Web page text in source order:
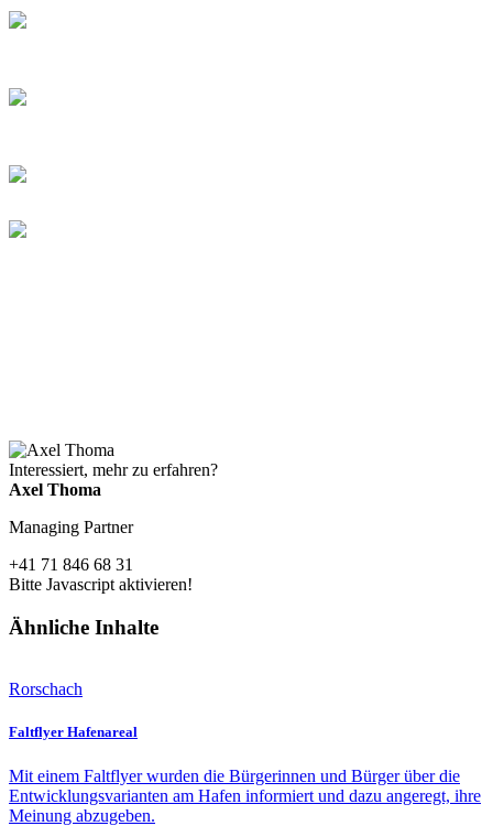
Interessiert, mehr zu erfahren?
Axel Thoma
Managing Partner
+41 71 846 68 31
Bitte Javascript aktivieren!
Ähnliche Inhalte
Rorschach
Faltflyer Hafenareal
Mit einem Faltflyer wurden die Bürgerinnen und Bürger über die
Entwicklungsvarianten am Hafen informiert und dazu angeregt, ihre
Meinung abzugeben.